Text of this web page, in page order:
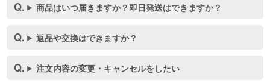
商品はいつ届きますか？即日発送はできますか？
返品や交換はできますか？
注文内容の変更・キャンセルをしたい